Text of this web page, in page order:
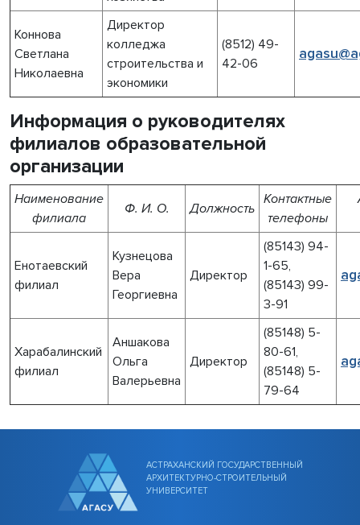
Коннова
Светлана
Николаевна
Директор
колледжа
строительства и
экономики
(8512) 49-
42-06
Информация о руководителях
филиалов образовательной
организации
Наименование
филиала
Ф. И. О. Должность
Контактные
телефоны
Енотаевский
филиал
Кузнецова
Вера
Георгиевна
Директор
(85143) 94-
1-65,
(85143) 99-
3-91
Харабалинский
филиал
Аншакова
Ольга
Валерьевна
Директор
(85148) 5-
80-61,
(85148) 5-
79-64
АСТРАХАНСКИЙ ГОСУДАРСТВЕННЫЙ
АРХИТЕКТУРНО-СТРОИТЕЛЬНЫЙ
УНИВЕРСИТЕТ